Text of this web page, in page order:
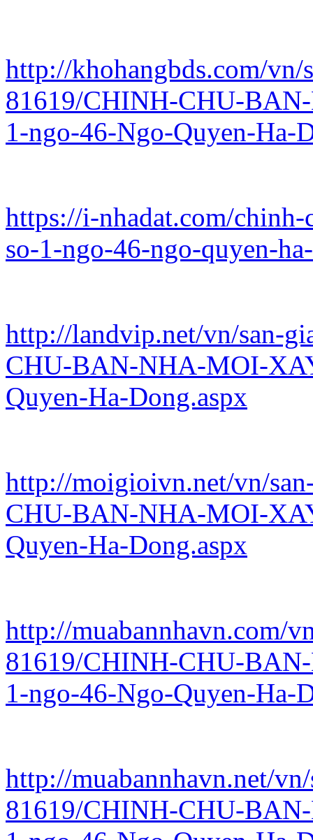
http://khohangbds.com/vn/
81619/CHINH-CHU-
1-ngo-46-Ngo-Quyen-Ha-
https://i-nhadat.com/
so-1-ngo-46-ngo-quyen-
http://landvip.net/vn/san-
CHU-BAN-NHA-MOI-
Quyen-Ha-Dong.aspx
http://moigioivn.net/vn/
CHU-BAN-NHA-MOI-
Quyen-Ha-Dong.aspx
http://muabannhavn.com/
81619/CHINH-CHU-
1-ngo-46-Ngo-Quyen-Ha-
http://muabannhavn.net/
81619/CHINH-CHU-